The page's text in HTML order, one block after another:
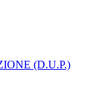
(D.U.P.)